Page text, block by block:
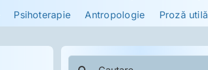
Psihoterapie Antropologie Proză utilă